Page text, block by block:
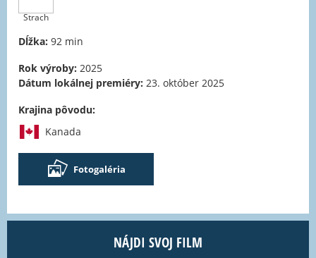
Strach
Dĺžka: 92 min
Rok výroby: 2025
Dátum lokálnej premiéry: 23. október 2025
Krajina pôvodu:
Kanada
Fotogaléria
NÁJDI SVOJ FILM